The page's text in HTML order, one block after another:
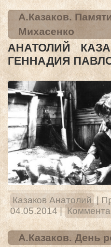
А.Казаков.
Михасенко
АНАТОЛИЙ
ГЕННАДИЯ
Казаков Анатолий |
04.05.2014 |
А.Казаков. День